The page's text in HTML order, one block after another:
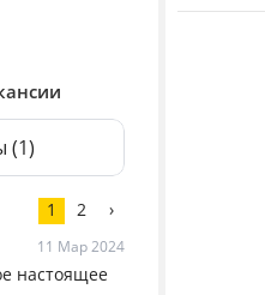
(1)
1 2 ›
11 Мар 2024
настоящее